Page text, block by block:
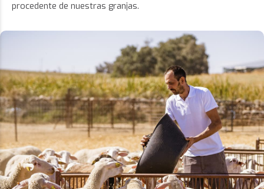
procedente de nuestras granjas.